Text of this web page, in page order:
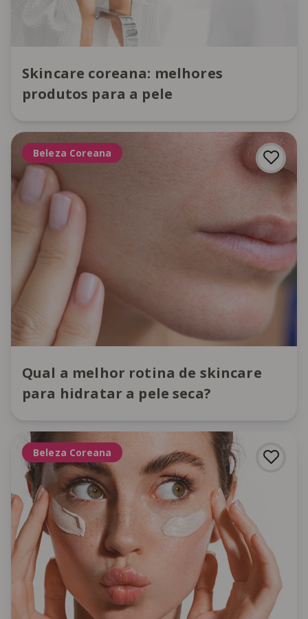
Skincare coreana: melhores
produtos para a pele
Beleza Coreana
Qual a melhor rotina de skincare
para hidratar a pele seca?
Beleza Coreana